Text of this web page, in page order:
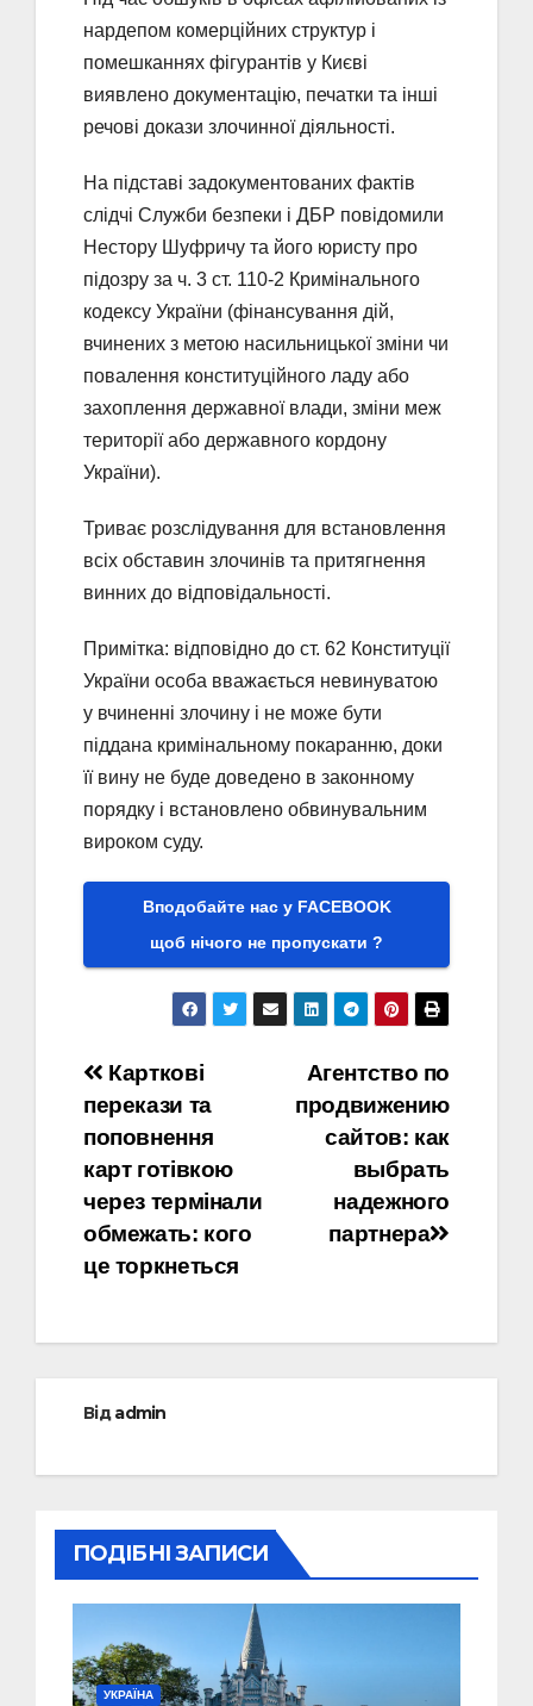
нардепом комерційних структур і
помешканнях фігурантів у Києві
виявлено документацію, печатки та інші
речові докази злочинної діяльності.
На підставі задокументованих фактів
слідчі Служби безпеки і ДБР повідомили
Нестору Шуфричу та його юристу про
підозру за ч. 3 ст. 110-2 Кримінального
кодексу України (фінансування дій,
вчинених з метою насильницької зміни чи
повалення конституційного ладу або
захоплення державної влади, зміни меж
території або державного кордону
України).
Триває розслідування для встановлення
всіх обставин злочинів та притягнення
винних до відповідальності.
Примітка: відповідно до ст. 62 Конституції
України особа вважається невинуватою
у вчиненні злочину і не може бути
піддана кримінальному покаранню, доки
її вину не буде доведено в законному
порядку і встановлено обвинувальним
вироком суду.
Вподобайте нас у FACEBOOK
щоб нічого не пропускати ?
Навігація
записів
Агентство по
продвижению
сайтов: как
выбрать
надежного
партнера
Карткові
перекази та
поповнення
карт готівкою
через термінали
обмежать: кого
це торкнеться
Відadmin
ПОДІБНІ ЗАПИСИ
УКРАЇНА